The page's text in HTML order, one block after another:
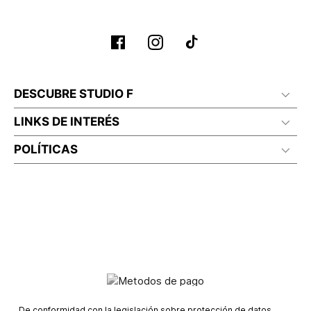
DESCUBRE STUDIO F
LINKS DE INTERÉS
POLÍTICAS